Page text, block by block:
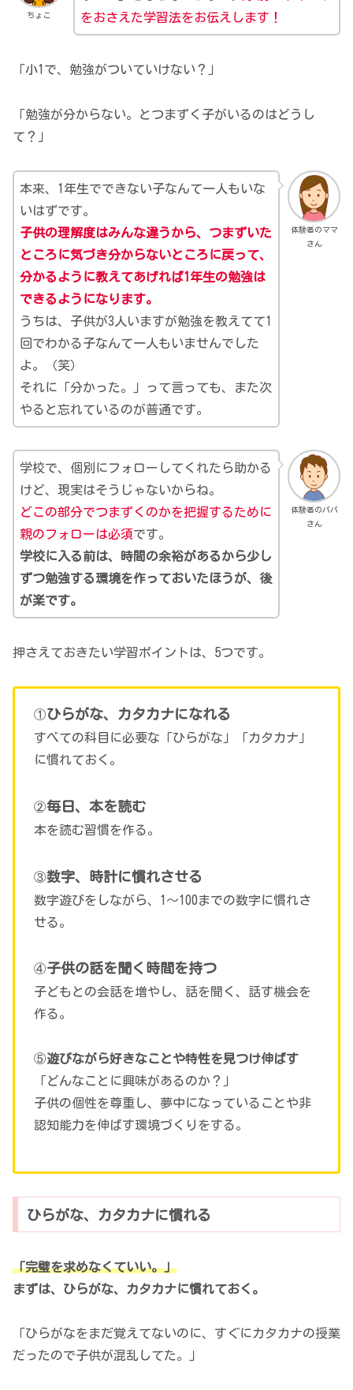
ちょこ
をおさえた学習法をお伝えします！
「小1で、勉強がついていけない？」
「勉強が分からない。とつまずく子がいるのはどうし
て？」
体験者のママ
さん
本来、1年生でできない子なんて一人もいな
いはずです。
子供の理解度はみんな違うから、つまずいた
ところに気づき分からないところに戻って、
分かるように教えてあげれば1年生の勉強は
できるようになります。
うちは、子供が3人いますが勉強を教えてて1
回でわかる子なんて一人もいませんでした
よ。（笑）
それに「分かった。」って言っても、また次
やると忘れているのが普通です。
体験者のパパ
さん
学校で、個別にフォローしてくれたら助かる
けど、現実はそうじゃないからね。
どこの部分でつまずくのかを把握するために
親のフォローは必須です。
学校に入る前は、時間の余裕があるから少し
ずつ勉強する環境を作っておいたほうが、後
が楽です。
押さえておきたい学習ポイントは、5つです。
①ひらがな、カタカナになれる
すべての科目に必要な「ひらがな」「カタカナ」
に慣れておく。
②毎日、本を読む
本を読む習慣を作る。
③数字、時計に慣れさせる
数字遊びをしながら、1～100までの数字に慣れさ
せる。
④子供の話を聞く時間を持つ
子どもとの会話を増やし、話を聞く、話す機会を
作る。
⑤遊びながら好きなことや特性を見つけ伸ばす
「どんなことに興味があるのか？」
子供の個性を尊重し、夢中になっていることや非
認知能力を伸ばす環境づくりをする。
ひらがな、カタカナに慣れる
「完璧を求めなくていい。」
まずは、ひらがな、カタカナに慣れておく。
「ひらがなをまだ覚えてないのに、すぐにカタカナの授業
だったので子供が混乱してた。」